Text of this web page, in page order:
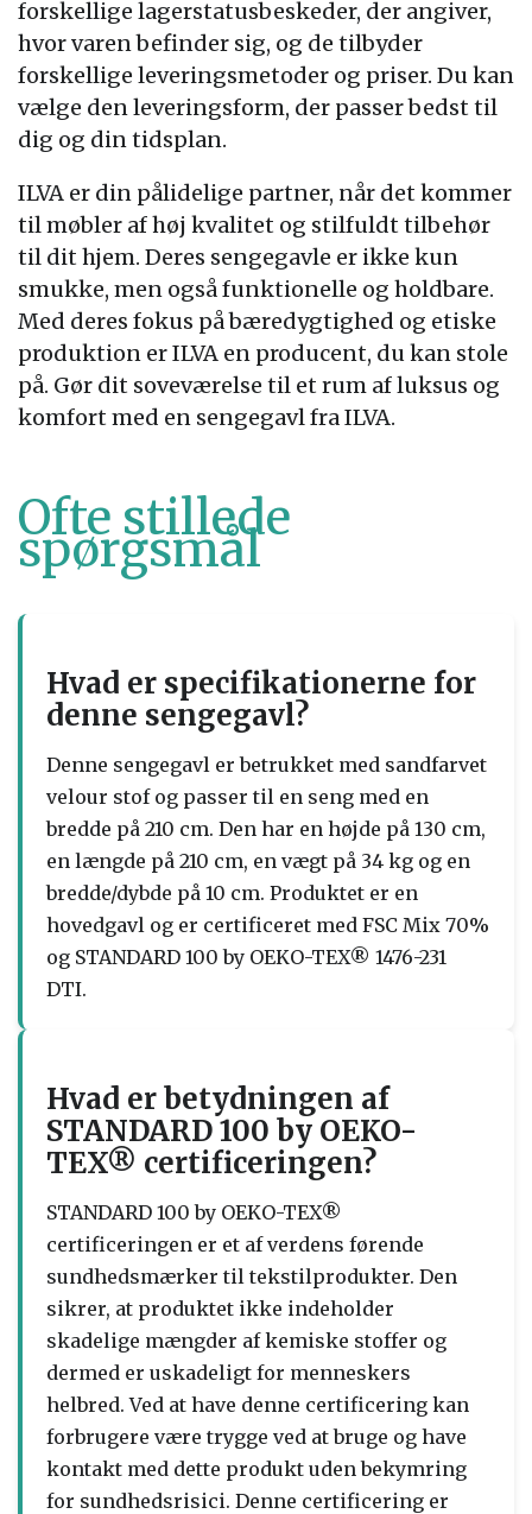
forskellige lagerstatusbeskeder, der angiver,
hvor varen befinder sig, og de tilbyder
forskellige leveringsmetoder og priser. Du kan
vælge den leveringsform, der passer bedst til
dig og din tidsplan.
ILVA er din pålidelige partner, når det kommer
til møbler af høj kvalitet og stilfuldt tilbehør
til dit hjem. Deres sengegavle er ikke kun
smukke, men også funktionelle og holdbare.
Med deres fokus på bæredygtighed og etiske
produktion er ILVA en producent, du kan stole
på. Gør dit soveværelse til et rum af luksus og
komfort med en sengegavl fra ILVA.
Ofte stillede
spørgsmål
Hvad er specifikationerne for
denne sengegavl?
Denne sengegavl er betrukket med sandfarvet
velour stof og passer til en seng med en
bredde på 210 cm. Den har en højde på 130 cm,
en længde på 210 cm, en vægt på 34 kg og en
bredde/dybde på 10 cm. Produktet er en
hovedgavl og er certificeret med FSC Mix 70%
og STANDARD 100 by OEKO-TEX® 1476-231
DTI.
Hvad er betydningen af
STANDARD 100 by OEKO-
TEX® certificeringen?
STANDARD 100 by OEKO-TEX®
certificeringen er et af verdens førende
sundhedsmærker til tekstilprodukter. Den
sikrer, at produktet ikke indeholder
skadelige mængder af kemiske stoffer og
dermed er uskadeligt for menneskers
helbred. Ved at have denne certificering kan
forbrugere være trygge ved at bruge og have
kontakt med dette produkt uden bekymring
for sundhedsrisici. Denne certificering er